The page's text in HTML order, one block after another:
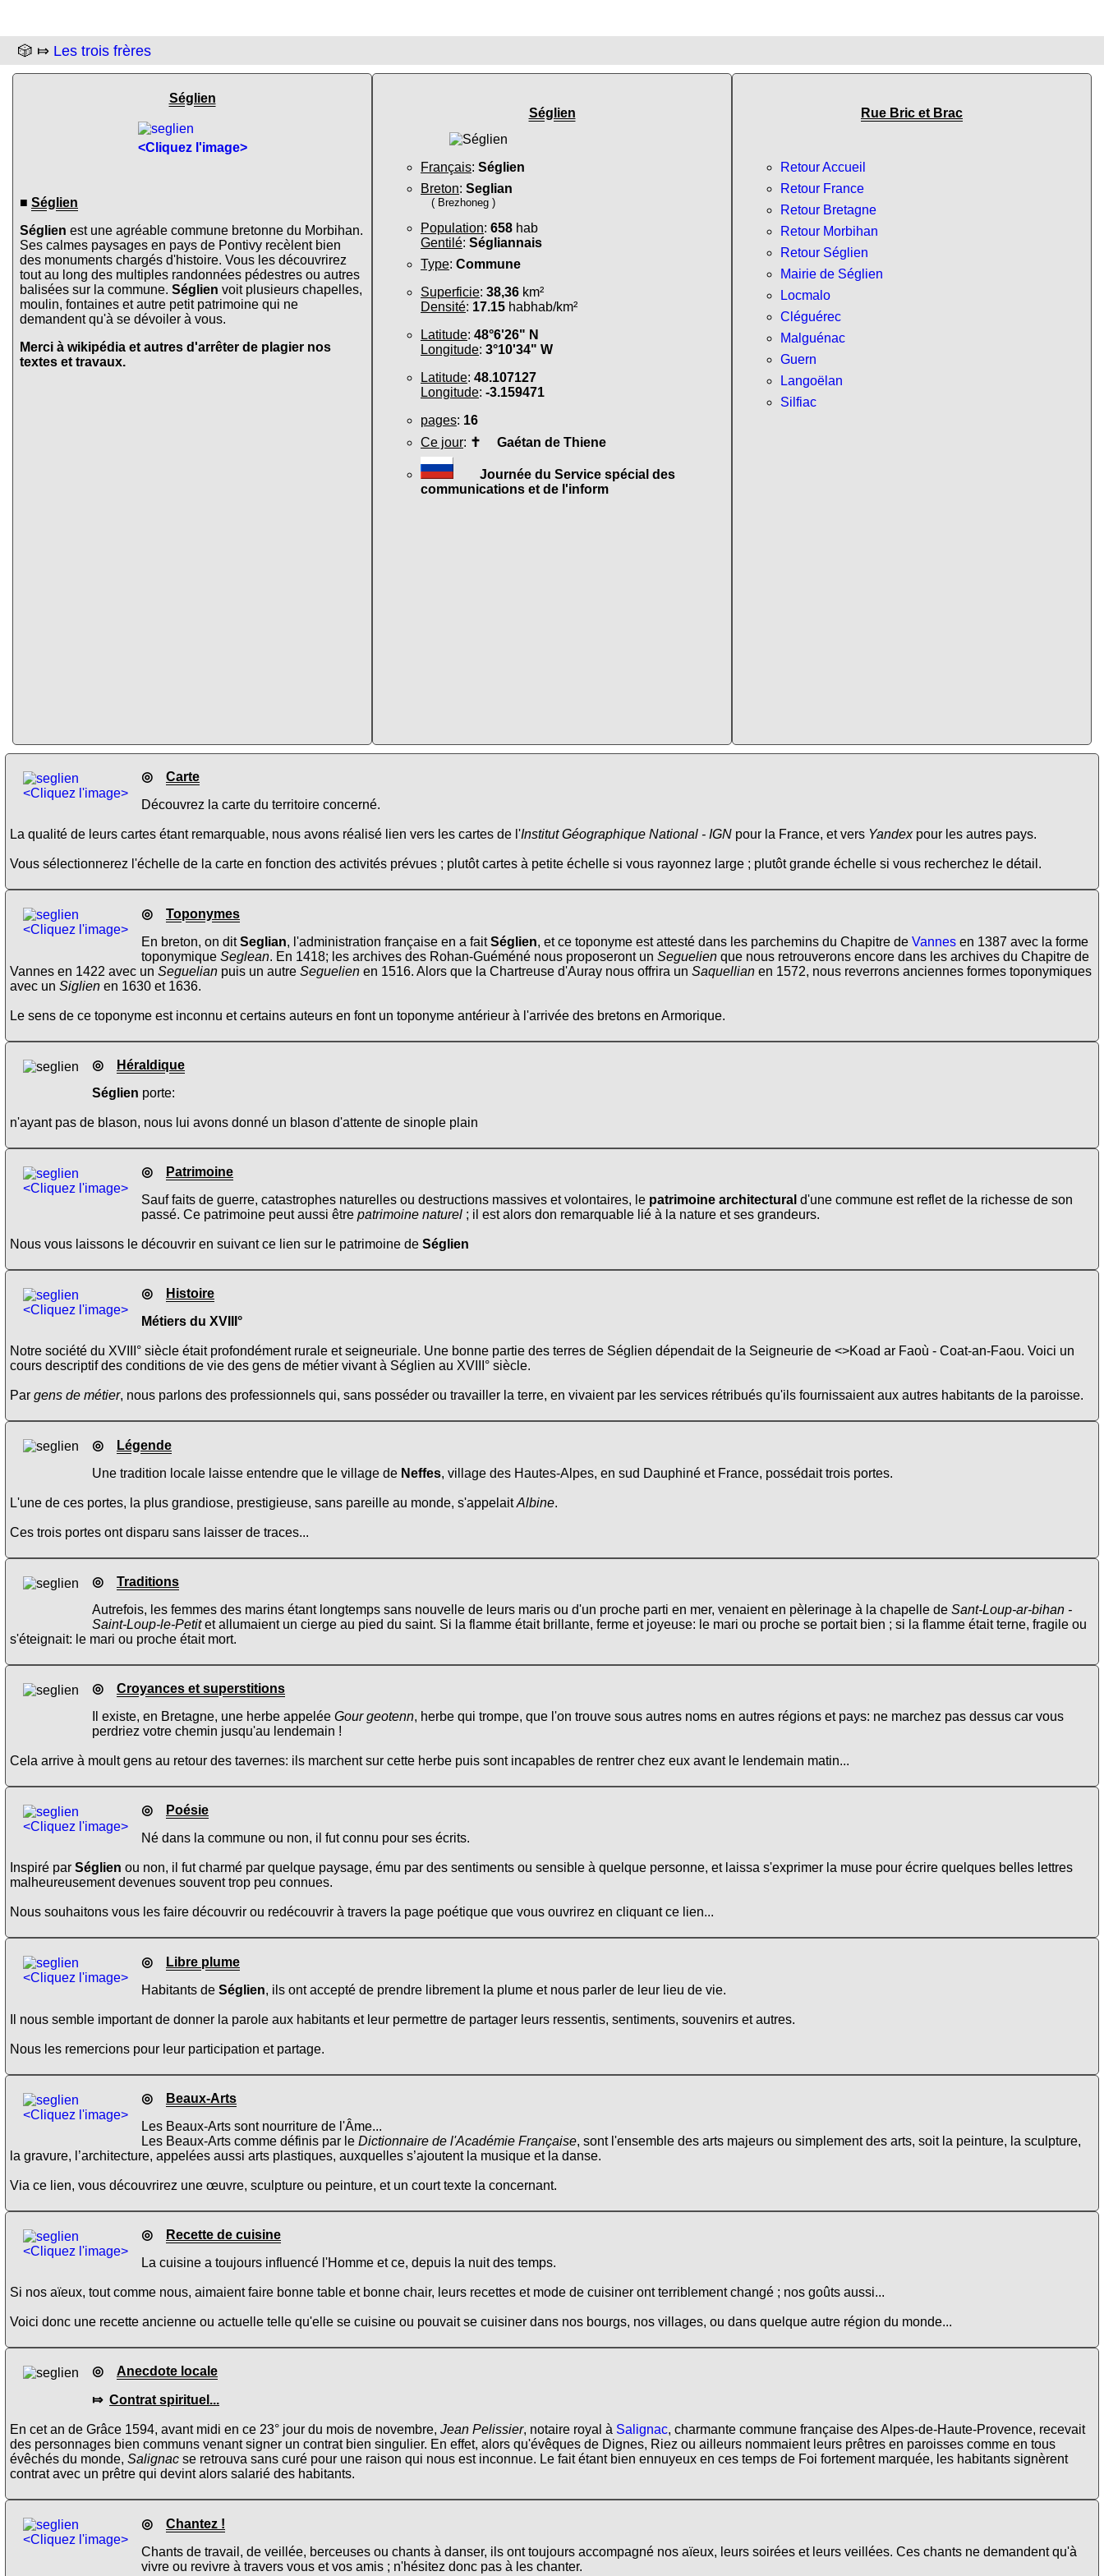
🎲 ⤇ Les trois frères
Séglien
<Cliquez l'image>
■ Séglien
Séglien est une agréable commune bretonne du Morbihan.
Ses calmes paysages en pays de Pontivy recèlent bien
des monuments chargés d'histoire. Vous les découvrirez
tout au long des multiples randonnées pédestres ou autres
balisées sur la commune. Séglien voit plusieurs chapelles,
moulin, fontaines et autre petit patrimoine qui ne
demandent qu'à se dévoiler à vous.
Merci à wikipédia et autres d'arrêter de plagier nos
textes et travaux.
Séglien
Français: Séglien
Breton: Seglian
( Brezhoneg )
Population: 658 hab
Gentilé: Ségliannais
Type: Commune
Superficie: 38,36 km²
Densité: 17.15 habhab/km²
Latitude: 48°6'26" N
Longitude: 3°10'34" W
Latitude: 48.107127
Longitude: -3.159471
pages: 16
Ce jour: ✝ Gaétan de Thiene
Journée du Service spécial des
communications et de l'inform
Rue Bric et Brac
Retour Accueil
Retour France
Retour Bretagne
Retour Morbihan
Retour Séglien
Mairie de Séglien
Locmalo
Cléguérec
Malguénac
Guern
Langoëlan
Silfiac
<Cliquez l'image>
◎ Carte
Découvrez la carte du territoire concerné.
La qualité de leurs cartes étant remarquable, nous avons réalisé lien vers les cartes de l'Institut Géographique National - IGN pour la France, et vers Yandexpour les autres pays.
Vous sélectionnerez l'échelle de la carte en fonction des activités prévues ; plutôt cartes à petite échelle si vous rayonnez large ; plutôt grande échelle si vous recherchez le détail.
<Cliquez l'image>
◎ Toponymes
En breton, on ditSeglian, l'administration française en a faitSéglien, et ce toponyme est attesté dans les parchemins du Chapitre de Vannes en 1387 avec la forme
toponymique Seglean. En 1418; les archives des Rohan-Guéméné nous proposeront un Seguelien que nous retrouverons encore dans les archives du Chapitre de
Vannes en 1422 avec un Seguelian puis un autre Seguelien en 1516. Alors que la Chartreuse d'Auray nous offrira un Saquellian en 1572, nous reverrons anciennes formes toponymiques
avec un Siglien en 1630 et 1636.
Le sens de ce toponyme est inconnu et certains auteurs en font un toponyme antérieur à l'arrivée des bretons en Armorique.
◎
Héraldique
Séglien porte:
n'ayant pas de blason, nous lui avons donné un blason d'attente de sinople plain
<Cliquez l'image>
◎
Patrimoine
Sauf faits de guerre, catastrophes naturelles ou destructions massives et volontaires, le patrimoine architectural d'une commune est reflet de la richesse de son
passé. Ce patrimoine peut aussi être patrimoine naturel ; il est alors don remarquable lié à la nature et ses grandeurs.
Nous vous laissons le découvrir en suivant ce lien sur le patrimoine de Séglien
<Cliquez l'image>
◎
Histoire
Métiers du XVIII°
Notre société du XVIII° siècle était profondément rurale et seigneuriale. Une bonne partie des terres de Séglien dépendait de la Seigneurie de <>Koad ar Faoù - Coat-an-Faou. Voici un
cours descriptif des conditions de vie des gens de métier vivant à Séglien au XVIII° siècle.
Par gens de métier, nous parlons des professionnels qui, sans posséder ou travailler la terre, en vivaient par les services rétribués qu'ils fournissaient aux autres habitants de la paroisse.
◎
Légende
Une tradition locale laisse entendre que le village de Neffes, village des Hautes-Alpes, en sud Dauphiné et France, possédait trois portes.
L'une de ces portes, la plus grandiose, prestigieuse, sans pareille au monde, s'appelaitAlbine.
Ces trois portes ont disparu sans laisser de traces...
◎ Traditions
Autrefois, les femmes des marins étant longtemps sans nouvelle de leurs maris ou d'un proche parti en mer, venaient en pèlerinage à la chapelle de Sant-Loup-ar-bihan -
Saint-Loup-le-Petitet allumaient un cierge au pied du saint. Si la flamme était brillante, ferme et joyeuse: le mari ou proche se portait bien ; si la flamme était terne, fragile ou
s'éteignait: le mari ou proche était mort.
◎ Croyances et superstitions
Il existe, en Bretagne, une herbe appelée Gour geotenn, herbe qui trompe, que l'on trouve sous autres noms en autres régions et pays: ne marchez pas dessus car vous
perdriez votre chemin jusqu'au lendemain !
Cela arrive à moult gens au retour des tavernes: ils marchent sur cette herbe puis sont incapables de rentrer chez eux avant le lendemain matin...
<Cliquez l'image>
◎
Poésie
Né dans la commune ou non, il fut connu pour ses écrits.
Inspiré par Séglien ou non, il fut charmé par quelque paysage, ému par des sentiments ou sensible à quelque personne, et laissa s'exprimer la muse pour écrire quelques belles lettres
malheureusement devenues souvent trop peu connues.
Nous souhaitons vous les faire découvrir ou redécouvrir à travers la page poétique que vous ouvrirez en cliquant ce lien...
<Cliquez l'image>
◎
Libre plume
Habitants de Séglien, ils ont accepté de prendre librement la plume et nous parler de leur lieu de vie.
Il nous semble important de donner la parole aux habitants et leur permettre de partager leurs ressentis, sentiments, souvenirs et autres.
Nous les remercions pour leur participation et partage.
<Cliquez l'image>
◎
Beaux-Arts
Les Beaux-Arts sont nourriture de l'Âme...
Les Beaux-Arts comme définis par le Dictionnaire de l'Académie Française, sont l'ensemble des arts majeurs ou simplement des arts, soit la peinture, la sculpture,
la gravure, l’architecture, appelées aussi arts plastiques, auxquelles s’ajoutent la musique et la danse.
Via ce lien, vous découvrirez une œuvre, sculpture ou peinture, et un court texte la concernant.
<Cliquez l'image>
◎
Recette de cuisine
La cuisine a toujours influencé l'Homme et ce, depuis la nuit des temps.
Si nos aïeux, tout comme nous, aimaient faire bonne table et bonne chair, leurs recettes et mode de cuisiner ont terriblement changé ; nos goûts aussi...
Voici donc une recette ancienne ou actuelle telle qu'elle se cuisine ou pouvait se cuisiner dans nos bourgs, nos villages, ou dans quelque autre région du monde...
◎ Anecdote locale
⤇ Contrat spirituel...
En cet an de Grâce 1594, avant midi en ce 23° jour du mois de novembre, Jean Pelissier, notaire royal à Salignac, charmante commune française des Alpes-de-Haute-Provence, recevait
des personnages bien communs venant signer un contrat bien singulier. En effet, alors qu'évêques de Dignes, Riez ou ailleurs nommaient leurs prêtres en paroisses comme en tous
évêchés du monde, Salignac se retrouva sans curé pour une raison qui nous est inconnue. Le fait étant bien ennuyeux en ces temps de Foi fortement marquée, les habitants signèrent
contrat avec un prêtre qui devint alors salarié des habitants.
<Cliquez l'image>
◎ Chantez !
Chants de travail, de veillée, berceuses ou chants à danser, ils ont toujours accompagné nos aïeux, leurs soirées et leurs veillées. Ces chants ne demandent qu'à
vivre ou revivre à travers vous et vos amis ; n'hésitez donc pas à les chanter.